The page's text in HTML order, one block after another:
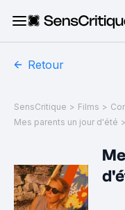
Retour
SensCritique > Films >
Mes parents un jour d'été >